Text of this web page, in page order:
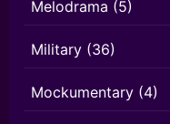
Melodrama (5)
Military (36)
Mockumentary (4)